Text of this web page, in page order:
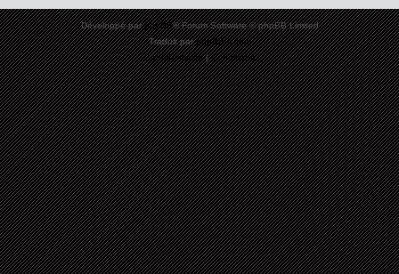
r
Développé parphpBB® Forum Software © phpBB Limited
Traduit parphpBB-fr.com
Confidentialité|Conditions